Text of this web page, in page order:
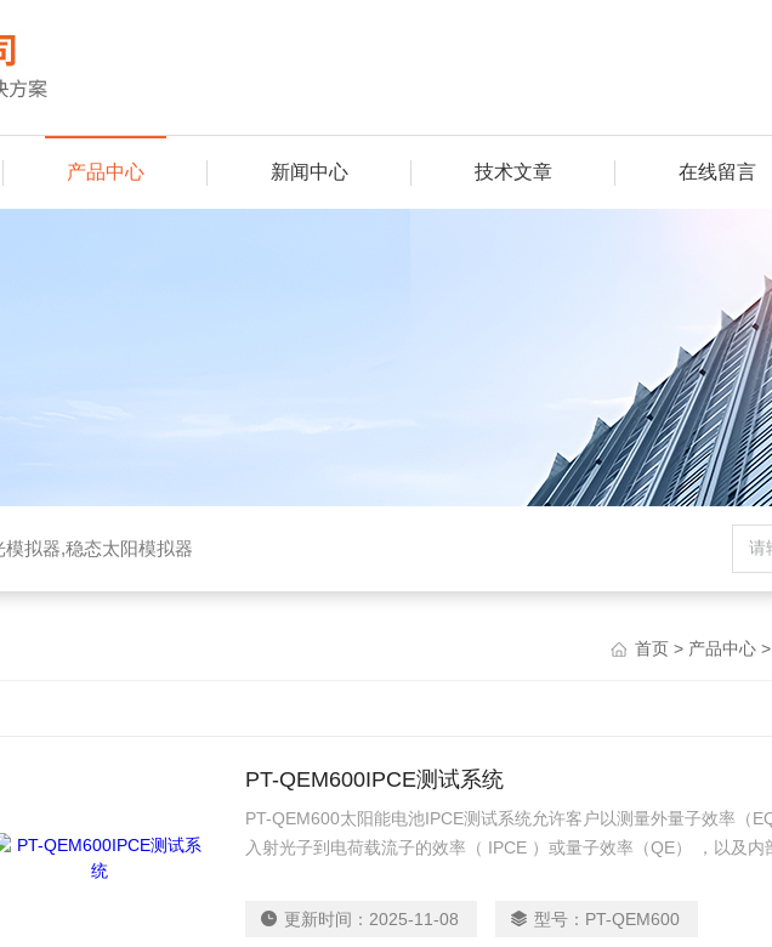
产品中心 新闻中心 技术文章 在线留言
拟器,稳态太阳模拟器
首页 > 产品中心 >
PT-QEM600IPCE测试系统
PT-QEM600太阳能电池IPCE测试系统允许客户以测量外量子效率（
入射光子到电荷载流子的效率（ IPCE ）或量子效率（QE） ，以及内
更新时间： 2025-11-08 型号： PT-QEM600